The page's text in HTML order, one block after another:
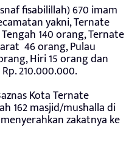
fisabilillah) 670 imam
yakni,Ternate
140 orang, Ternate
46 orang, Pulau
Hiri 15 orang dan
210.000.000.
Kota Ternate
162 masjid/mushalla di
zakatnya ke